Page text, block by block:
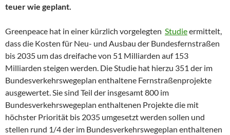
teuer wie geplant.
Greenpeace hat in einer kürzlich vorgelegten Studieermittelt,
dass die Kosten für Neu- und Ausbau der Bundesfernstraßen
bis 2035 um das dreifache von 51 Milliarden auf 153
Milliarden steigen werden. Die Studie hat hierzu 351 der im
Bundesverkehrswegeplan enthaltene Fernstraßenprojekte
ausgewertet. Sie sind Teil der insgesamt 800 im
Bundesverkehrswegeplan enthaltenen Projekte die mit
höchster Priorität bis 2035 umgesetzt werden sollen und
stellen rund 1/4 der im Bundesverkehrswegeplan enthaltenen